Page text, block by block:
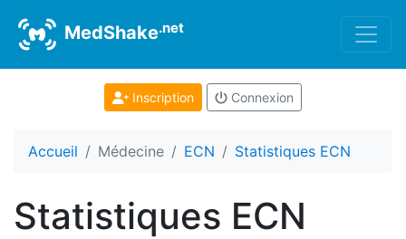
MedShake.net
Inscription Connexion
Accueil Médecine ECN Statistiques ECN
Statistiques ECN